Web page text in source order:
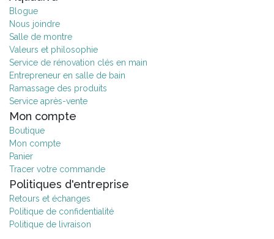
Blogue
Nous joindre
Salle de montre
Valeurs et philosophie
Service de rénovation clés en main
Entrepreneur en salle de bain
Ramassage des produits
Service après-vente
Mon compte
Boutique
Mon compte
Panier
Tracer votre commande
Politiques d'entreprise
Retours et échanges
Politique de confidentialité
Politique de livraison